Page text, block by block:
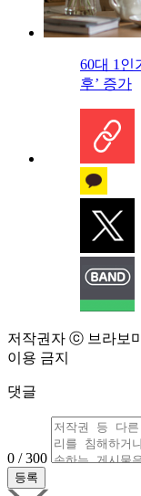
60대 1인
후’ 증가
저작권자 ⓒ 브라보
이용 금지
댓글
0 / 300